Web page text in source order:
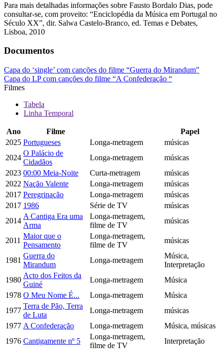
Para mais detalhadas informações sobre Fausto Bordalo Dias, pode
consultar-se, com proveito: “Enciclopédia da Música em Portugal no
Século XX”, dir. Salwa Castelo-Branco, ed. Temas e Debates,
Lisboa, 2010
Documentos
Capa do ‘single’ com canções do filme “Guerra do Mirandum”
Capa do LP com canções do filme “A Confederação “
Filmes
Tabela
Linha Temporal
Ano Filme
Papel
2025 Portugueses Longa-metragem
músicas
2024
O Palácio de
Cidadãos
Longa-metragem
músicas
2023 00:00 Meia-Noite Curta-metragem
músicas
2022 Nação Valente Longa-metragem
músicas
2017 Peregrinação Longa-metragem
músicas
2017 1986 Série de TV
músicas
2014
A Cantiga Era uma
Arma
Longa-metragem,
filme de TV
músicas
2011
Maior que o
Pensamento
Longa-metragem,
filme de TV
músicas
1981
Guerra do
Mirandum
Longa-metragem
Música,
Interpretação
1980
Acto dos Feitos da
Guiné
Longa-metragem
Música
1978 O Meu Nome É... Longa-metragem
Música
1977
Terra de Pão, Terra
de Luta
Longa-metragem
músicas
1977 A Confederação Longa-metragem
Música, músicas
1976 Cantigamente nº 5
Longa-metragem,
filme de TV
Interpretação